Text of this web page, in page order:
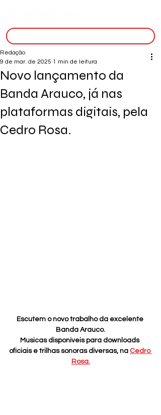
Novo lançamento da
Banda Arauco, já nas
plataformas digitais, pela
Cedro Rosa.
Redação
9 de mar. de 2025 1 min de leitura
Escutem o novo trabalho da excelente
Banda Arauco.
Musicas disponiveis para downloads
oficiais e trilhas sonoras diversas, na Cedro
Rosa.